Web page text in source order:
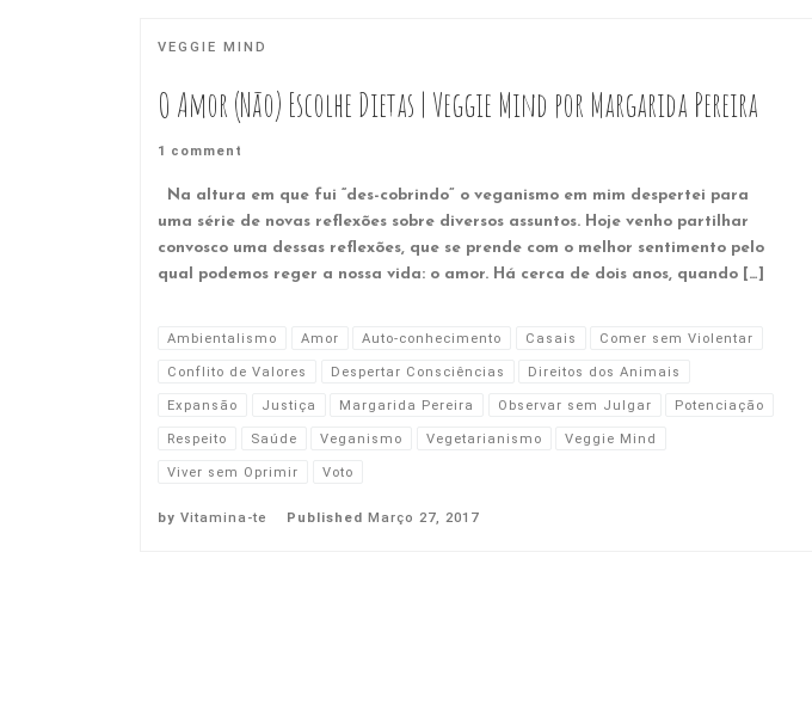
VEGGIE MIND
O Amor (Não) Escolhe Dietas | Veggie Mind por Margarida Pereira
1 comment
Na altura em que fui “des-cobrindo” o veganismo em mim despertei para
uma série de novas reflexões sobre diversos assuntos. Hoje venho partilhar
convosco uma dessas reflexões, que se prende com o melhor sentimento pelo
qual podemos reger a nossa vida: o amor. Há cerca de dois anos, quando […]
Ambientalismo Amor Auto-conhecimento Casais Comer sem Violentar
Conflito de Valores Despertar Consciências Direitos dos Animais
Expansão Justiça Margarida Pereira Observar sem Julgar Potenciação
Respeito Saúde Veganismo Vegetarianismo Veggie Mind
Viver sem Oprimir Voto
by Vitamina-te Published Março 27, 2017